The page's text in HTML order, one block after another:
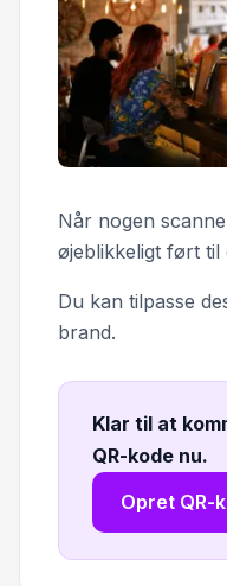
Når nogen
øjeblikkeligt ført til
Du kan tilpasse
brand.
Klar til at
QR-kode nu.
Opret QR-